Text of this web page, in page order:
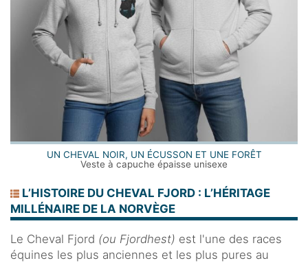
UN CHEVAL NOIR, UN ÉCUSSON ET UNE FORÊT
Veste à capuche épaisse unisexe
L’HISTOIRE DU CHEVAL FJORD : L’HÉRITAGE
MILLÉNAIRE DE LA NORVÈGE
Le Cheval Fjord (ou Fjordhest) est l'une des races
équines les plus anciennes et les plus pures au